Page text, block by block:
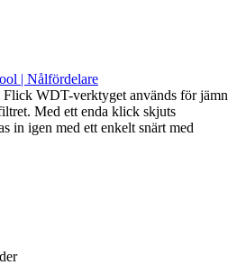
| Nålfördelare
WDT-verktyget används för jämn
Med ett enda klick skjuts
in igen med ett enkelt snärt med